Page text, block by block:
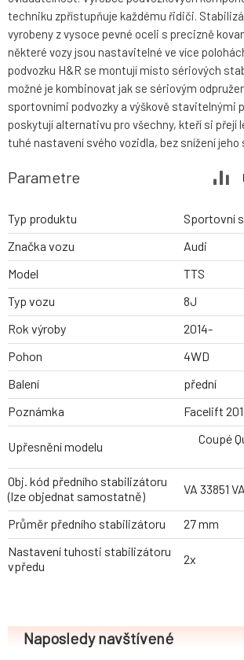
techniku zpřístupňuje každému řidiči.
vyrobeny z vysoce pevné oceli s precizně
některé vozy jsou nastavitelné ve více
podvozku H&R se montují místo sériových
možné je kombinovat jak se sériovým
sportovními podvozky a výškově stavitelnými
poskytují alternativu pro všechny, kteří si přejí
tuhé nastavení svého vozidla, bez snížení jeho
Parametre
Typ produktu
Sportovní
Značka vozu
Audi
Model
TTS
Typ vozu
8J
Rok výroby
2014-
Pohon
4WD
Balení
přední
Poznámka
Facelift
Upřesnění modelu
Coupé
Obj. kód předního stabilizátoru
(lze objednat samostatně)
VA 33851
Průměr předního stabilizátoru
27 mm
Nastavení tuhosti stabilizátoru
vpředu
2x
Naposledy navštívené